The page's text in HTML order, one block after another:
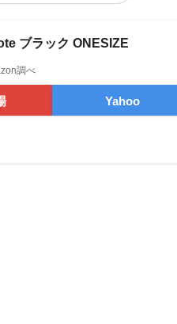
ブラック ONESIZE
調べ
Yahoo